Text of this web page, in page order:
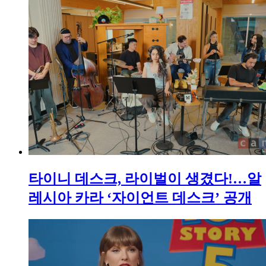
타이니 데스크, 라이벌이 생겼다!…알
레시아 카라 ‘자이언트 데스크’ 공개